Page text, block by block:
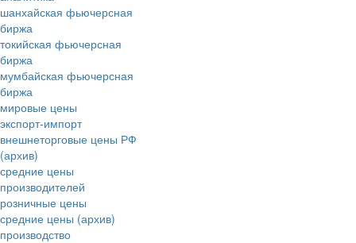
шанхайская фьючерсная
биржа
токийская фьючерсная
биржа
мумбайская фьючерсная
биржа
мировые цены
экспорт-импорт
внешнеторговые цены РФ
(архив)
средние цены
производителей
розничные цены
средние цены (архив)
производство